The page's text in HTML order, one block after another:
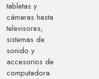
tabletas y
cámaras hasta
televisores,
sistemas de
sonido y
accesorios de
computadora.